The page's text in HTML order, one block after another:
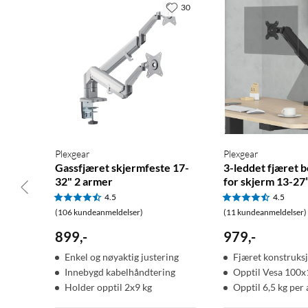
Plexgear
Gassfjæret skjermfeste 17-
32" 2 armer
4.5
(106 kundeanmeldelser)
899,-
Enkel og nøyaktig justering
Innebygd kabelhåndtering
Holder opptil 2x9 kg
30
Plexgear
3-leddet fjæret
for skjerm 13-
4.5
(11 kundeanmeldelser)
979,-
Fjæret
Opptil Vesa
Opptil 6,5 kg per